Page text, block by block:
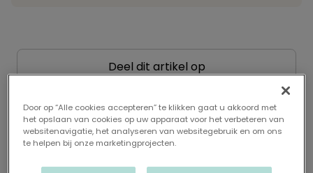
die bij jou past
Sander: “Met kunststof leg je je persoonlijke accent
naar stijl, kleur of vorm. Zo kan je bijvoorbeeld de
Deel dit artikel op
Door op “Alle cookies accepteren” te klikken gaat u akkoord met
het opslaan van cookies op uw apparaat voor het verbeteren van
websitenavigatie, het analyseren van websitegebruik en om ons
te helpen bij onze marketingprojecten.